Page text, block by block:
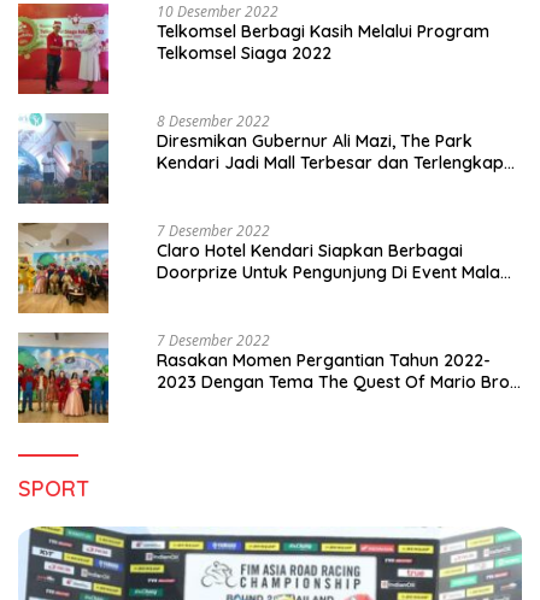
10 Desember 2022
Telkomsel Berbagi Kasih Melalui Program
Telkomsel Siaga 2022
8 Desember 2022
Diresmikan Gubernur Ali Mazi, The Park
Kendari Jadi Mall Terbesar dan Terlengkap
7 Desember 2022
Claro Hotel Kendari Siapkan Berbagai
Doorprize Untuk Pengunjung Di Event Malam
7 Desember 2022
Rasakan Momen Pergantian Tahun 2022-
2023 Dengan Tema The Quest Of Mario Bros
SPORT